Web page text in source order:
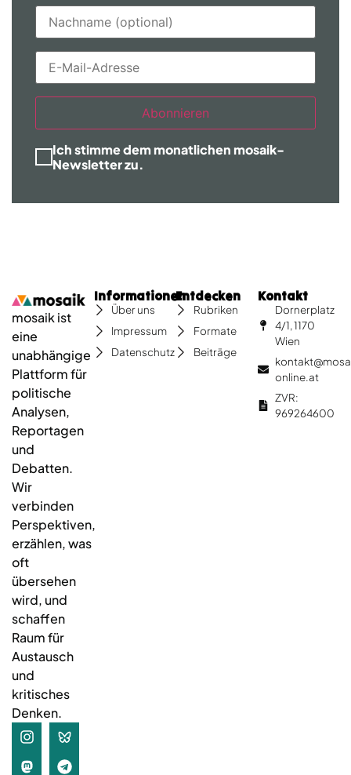
Abonnieren
Ich stimme dem monatlichen mosaik-
Newsletter zu.
mosaik ist
eine
unabhängige
Plattform für
politische
Analysen,
Reportagen
und
Debatten.
Wir
verbinden
Perspektiven,
erzählen, was
oft
übersehen
wird, und
schaffen
Raum für
Austausch
und
kritisches
Denken.
Informationen
Über uns
Impressum
Datenschutz
Entdecken
Rubriken
Formate
Beiträge
Kontakt
Dornerplatz
4/1, 1170
Wien
online.at
ZVR:
969264600